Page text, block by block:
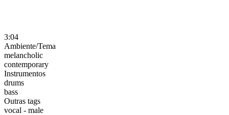
3:04
Ambiente/Tema
melancholic
contemporary
Instrumentos
drums
bass
Outras tags
vocal - male